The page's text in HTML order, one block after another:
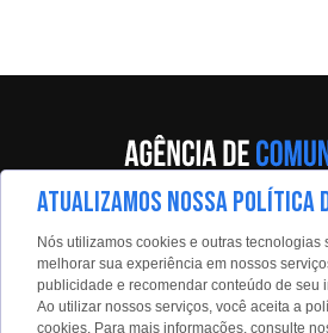
Av. Eng. Caetano Álvares,
Limão, São Paulo,
Contato:
ATUALIZAMOS NOSSA POLÍTICA
Nós utilizamos cookies e outras tecnologias
melhorar sua experiência em nossos
publicidade e recomendar conteúdo de seu
Ao utilizar nossos serviços, você aceita a
cookies. Para mais informações, consulte